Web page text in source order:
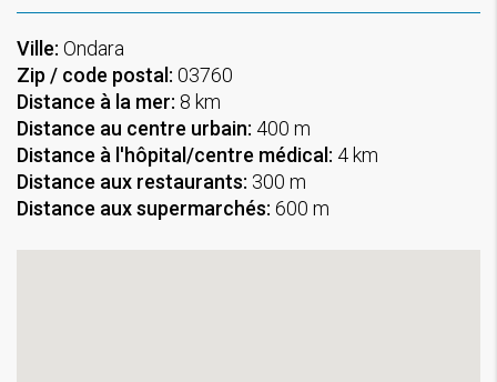
Ville: Ondara
Zip / code postal: 03760
Distance à la mer: 8 km
Distance au centre urbain: 400 m
Distance à l'hôpital/centre médical: 4 km
Distance aux restaurants: 300 m
Distance aux supermarchés: 600 m